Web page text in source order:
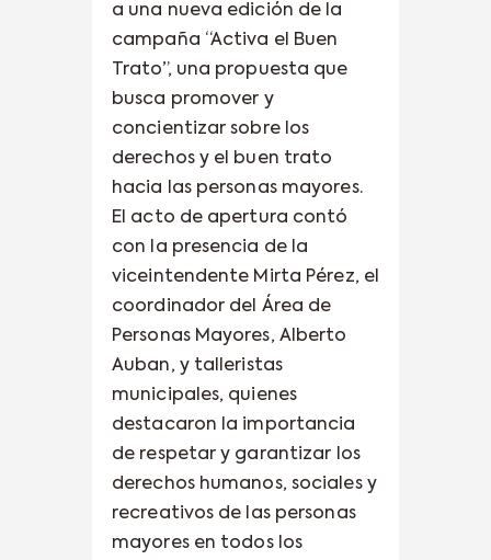
a una nueva edición de la
campaña “Activa el Buen
Trato”, una propuesta que
busca promover y
concientizar sobre los
derechos y el buen trato
hacia las personas mayores.
El acto de apertura contó
con la presencia de la
viceintendente Mirta Pérez, el
coordinador del Área de
Personas Mayores, Alberto
Auban, y talleristas
municipales, quienes
destacaron la importancia
de respetar y garantizar los
derechos humanos, sociales y
recreativos de las personas
mayores en todos los